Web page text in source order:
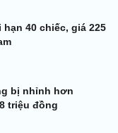
40 chiếc, giá 225
bị nhỉnh hơn
triệu đồng